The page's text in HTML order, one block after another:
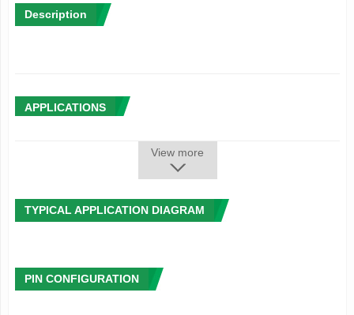
Description
APPLICATIONS
View more
TYPICAL APPLICATION DIAGRAM
PIN CONFIGURATION